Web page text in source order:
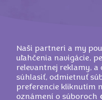
Naši partneri a my
uľahčenia navigácie,
relevantnej reklamy, a
súhlasiť, odmietnuť
preferencie kliknutím
oznámení o súboroch